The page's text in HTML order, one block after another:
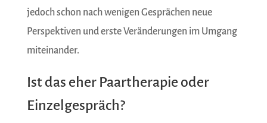
jedoch schon nach wenigen Gesprächen neue
Perspektiven und erste Veränderungen im Umgang
miteinander.
Ist das eher Paartherapie oder
Einzelgespräch?